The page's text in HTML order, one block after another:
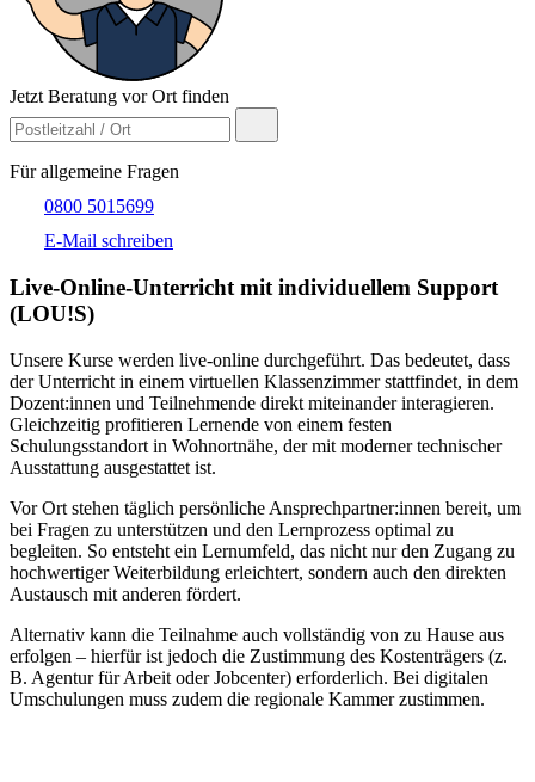
Jetzt Beratung vor Ort finden
Für allgemeine Fragen
0800 5015699
E-Mail schreiben
Live-​Online-Unterricht mit individuellem Support
(LOU!S)
Unsere Kurse werden live-online durchgeführt. Das bedeutet, dass
der Unterricht in einem virtuellen Klassenzimmer stattfindet, in dem
Dozent:innen und Teilnehmende direkt miteinander interagieren.
Gleichzeitig profitieren Lernende von einem festen
Schulungsstandort in Wohnortnähe, der mit moderner technischer
Ausstattung ausgestattet ist.
Vor Ort stehen täglich persönliche Ansprechpartner:innen bereit, um
bei Fragen zu unterstützen und den Lernprozess optimal zu
begleiten. So entsteht ein Lernumfeld, das nicht nur den Zugang zu
hochwertiger Weiterbildung erleichtert, sondern auch den direkten
Austausch mit anderen fördert.
Alternativ kann die Teilnahme auch vollständig von zu Hause aus
erfolgen – hierfür ist jedoch die Zustimmung des Kostenträgers (z.
B. Agentur für Arbeit oder Jobcenter) erforderlich. Bei digitalen
Umschulungen muss zudem die regionale Kammer zustimmen.